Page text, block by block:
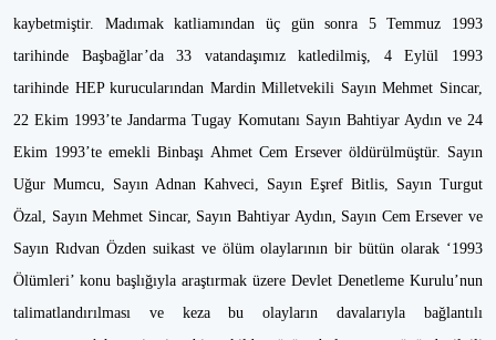
kaybetmiştir. Madımak katliamından üç gün sonra 5 Temmuz 1993
tarihinde Başbağlar’da 33 vatandaşımız katledilmiş, 4 Eylül 1993
tarihinde HEP kurucularından Mardin Milletvekili Sayın Mehmet Sincar,
22 Ekim 1993’te Jandarma Tugay Komutanı Sayın Bahtiyar Aydın ve 24
Ekim 1993’te emekli Binbaşı Ahmet Cem Ersever öldürülmüştür. Sayın
Uğur Mumcu, Sayın Adnan Kahveci, Sayın Eşref Bitlis, Sayın Turgut
Özal, Sayın Mehmet Sincar, Sayın Bahtiyar Aydın, Sayın Cem Ersever ve
Sayın Rıdvan Özden suikast ve ölüm olaylarının bir bütün olarak ‘1993
Ölümleri’ konu başlığıyla araştırmak üzere Devlet Denetleme Kurulu’nun
talimatlandırılması ve keza bu olayların davalarıyla bağlantılı